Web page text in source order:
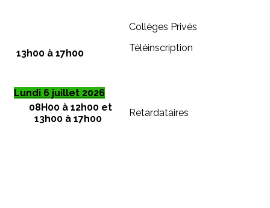
13h00 à 17h00
Collèges Privés
Téléinscription
Lundi 6 juillet 2026
08H00 à 12h00 et
13h00 à 17h00
Retardataires